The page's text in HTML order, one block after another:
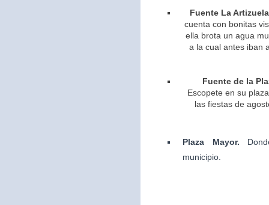
Fuente La
cuenta con bonitas
ella brota un agua
a la cual antes iban
Fuente de la
Escopete en su
las fiestas de
Plaza Mayor.
municipio.